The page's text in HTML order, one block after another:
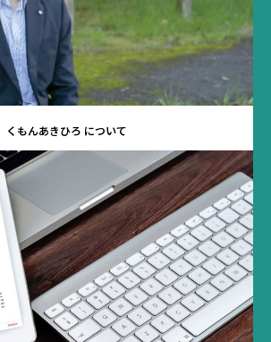
くもんあきひろ について